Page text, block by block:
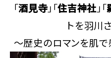
「酒見寺」「住吉神社」「
トを羽川
～歴史のロマンを肌で